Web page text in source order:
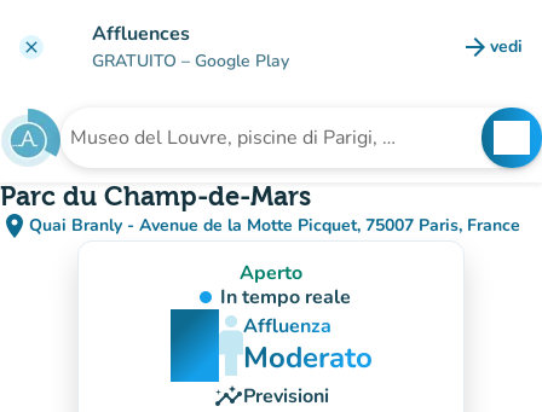
clear Affluences
GRATUITO – Google Play arrow_forward vedi
Cerca una struttura
Parc du Champ-de-Mars
place Quai Branly - Avenue de la Motte Picquet, 75007 Paris, France
(apri in Google Maps)
(nuova scheda)
Aperto
In tempo reale
man
man
manAffluenza
Moderato
insightsPrevisioni